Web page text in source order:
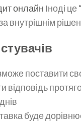
онлайн Іноді це
внутрішнім
поставити
відповідь
буде